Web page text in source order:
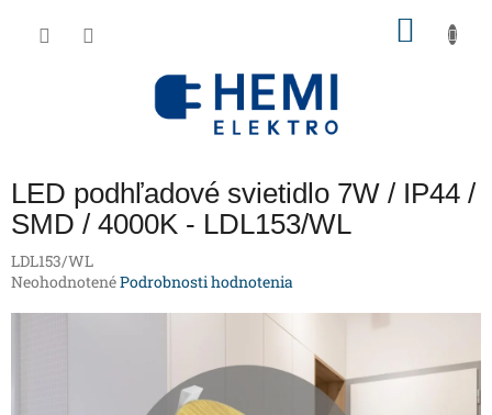
LED podhľadové svietidlo 7W / IP44 /
SMD / 4000K - LDL153/WL
LDL153/WL
Priemerné
NeohodnotenéPodrobnosti hodnotenia